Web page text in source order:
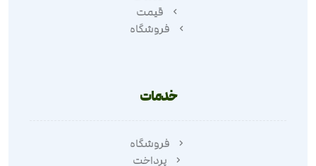
قیمت
فروشگاه
خدمات
فروشگاه
پرداخت